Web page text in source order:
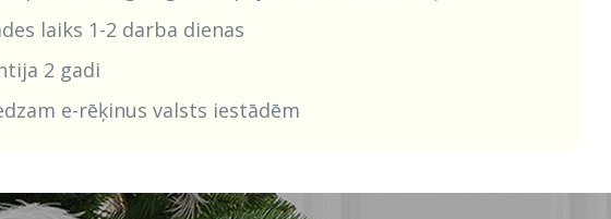
laiks 1-2 darba dienas
2 gadi
e-rēķinus valsts iestādēm